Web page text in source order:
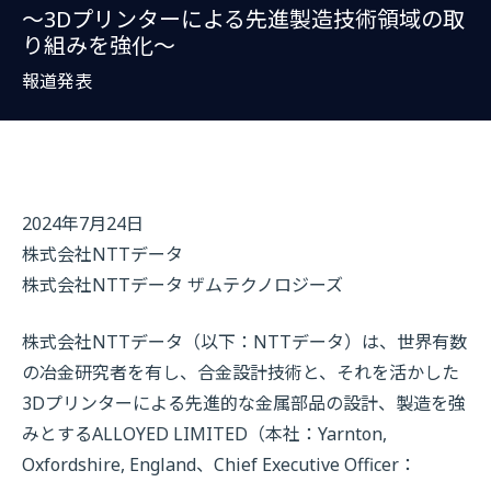
～3Dプリンターによる先進製造技術領域の取
り組みを強化～
報道発表
2024年7月24日
株式会社NTTデータ
株式会社NTTデータ ザムテクノロジーズ
株式会社NTTデータ（以下：NTTデータ）は、世界有数
の冶金研究者を有し、合金設計技術と、それを活かした
3Dプリンターによる先進的な金属部品の設計、製造を強
みとするALLOYED LIMITED（本社：Yarnton,
Oxfordshire, England、Chief Executive Officer：